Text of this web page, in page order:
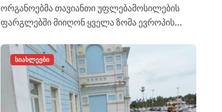
ორგანოებმა თავიანთი უფლებამოსილების
ფარგლებში მიიღონ ყველა ზომა ევროპის...
სიახლეები